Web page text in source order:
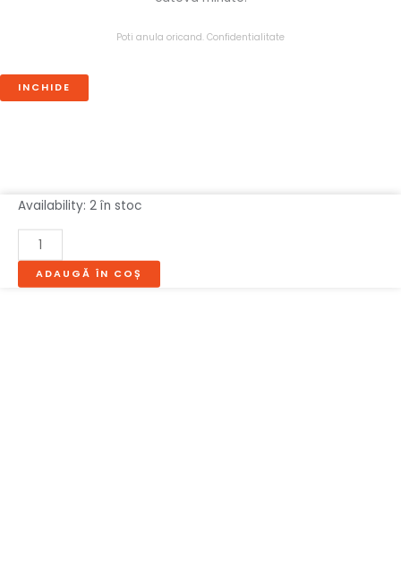
Poti anula oricand. Confidentialitate
INCHIDE
Availability: 2 în stoc
Cantitate
MASA
LIVING
EXTENSIBILA
ADAUGĂ ÎN COȘ